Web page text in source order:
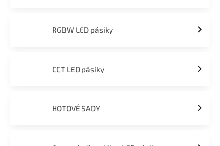
RGBW LED pásiky
CCT LED pásiky
HOTOVÉ SADY